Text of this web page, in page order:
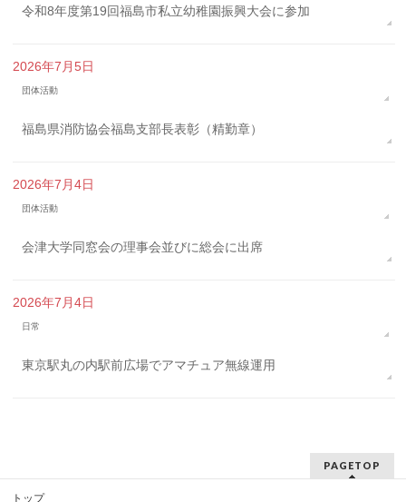
令和8年度第19回福島市私立幼稚園振興大会に参加
2026年7月5日
団体活動
福島県消防協会福島支部長表彰（精勤章）
2026年7月4日
団体活動
会津大学同窓会の理事会並びに総会に出席
2026年7月4日
日常
東京駅丸の内駅前広場でアマチュア無線運用
PAGETOP
トップ